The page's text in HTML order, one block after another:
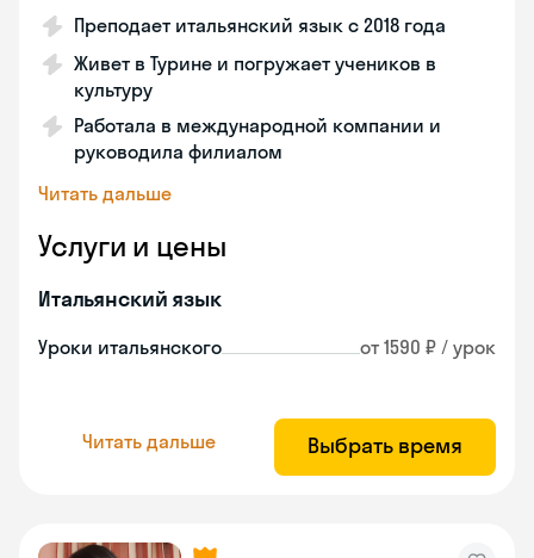
Преподает итальянский язык с 2018 года
Живет в Турине и погружает учеников в
культуру
Работала в международной компании и
руководила филиалом
Читать дальше
Услуги и цены
Итальянский язык
Уроки итальянского от 1590 ₽ / урок
Читать дальше Выбрать время